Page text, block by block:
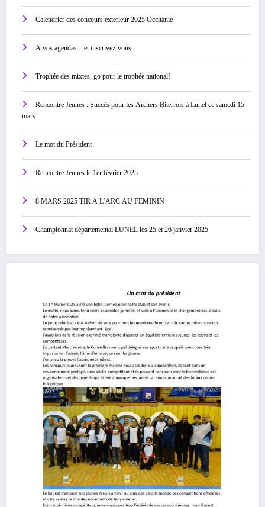
Calendrier des concours exterieur 2025 Occitanie
A vos agendas…et inscrivez-vous
Trophée des mixtes, go pour le trophée national!
Rencontre Jeunes : Succès pour les Archers Biterrois à Lunel ce samedi 15
mars
Le mot du Président
Rencontre Jeunes le 1er février 2025
8 MARS 2025 TIR A L’ARC AU FEMININ
Championnat départemental LUNEL les 25 et 26 janvier 2025